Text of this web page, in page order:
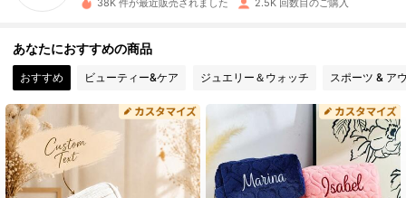
873 フォロワー
38K 件が最近販売されました 2.5K 回数目のご購入
あなたにおすすめの商品
おすすめ ビューティー&ケア ジュエリー＆ウォッチ スポーツ & ア